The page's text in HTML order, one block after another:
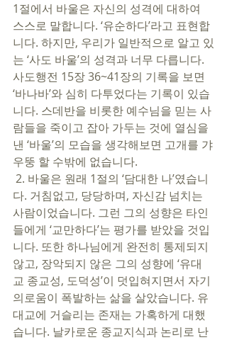
1절에서 바울은 자신의 성격에 대하여
스스로 말합니다. ‘유순하다’라고 표현합
니다. 하지만, 우리가 일반적으로 알고 있
는 ‘사도 바울’의 성격과 너무 다릅니다.
사도행전 15장 36~41장의 기록을 보면
‘바나바’와 심히 다투었다는 기록이 있습
니다. 스데반을 비롯한 예수님을 믿는 사
람들을 죽이고 잡아 가두는 것에 열심을
낸 ‘바울’의 모습을 생각해보면 고개를 갸
우뚱 할 수밖에 없습니다.
다. 거침없고, 당당하며, 자신감 넘치는
사람이었습니다. 그런 그의 성향은 타인
들에게 ‘교만하다’는 평가를 받았을 것입
니다. 또한 하나님에게 완전히 통제되지
않고, 장악되지 않은 그의 성향에 ‘유대
교 종교성, 도덕성’이 덧입혀지면서 자기
의로움이 폭발하는 삶을 살았습니다. 유
대교에 거슬리는 존재는 가혹하게 대했
습니다. 날카로운 종교지식과 논리로 난